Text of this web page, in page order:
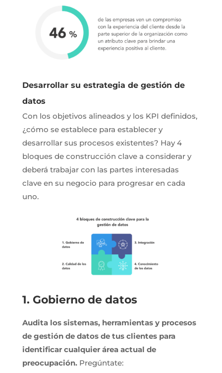
Desarrollar su estrategia de gestión de
datos
Con los objetivos alineados y los KPI definidos,
¿cómo se establece para establecer y
desarrollar sus procesos existentes? Hay 4
bloques de construcción clave a considerar y
deberá trabajar con las partes interesadas
clave en su negocio para progresar en cada
uno.
1. Gobierno de datos
Audita los sistemas, herramientas y procesos
de gestión de datos de tus clientes para
identificar cualquier área actual de
preocupación. Pregúntate: